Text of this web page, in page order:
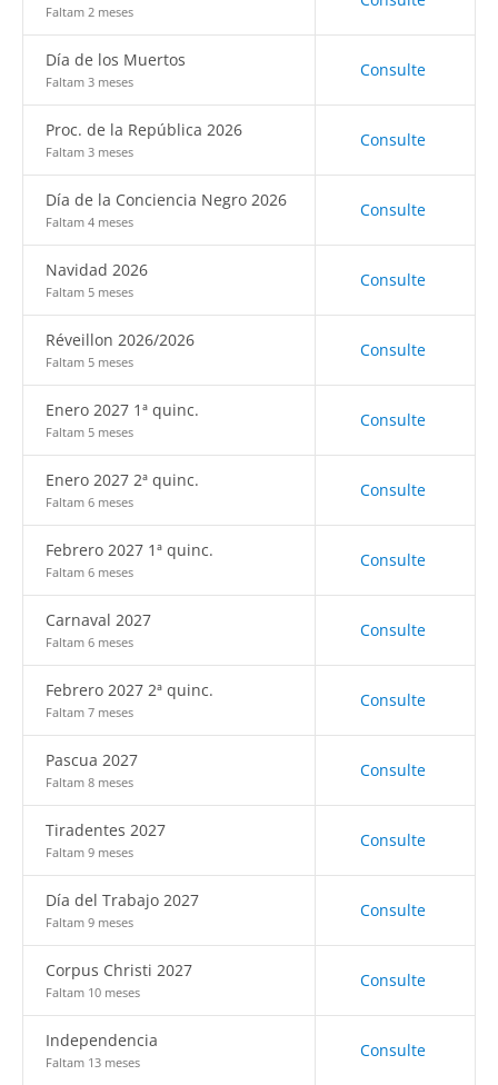
Faltam 2 meses
Día de los Muertos
Faltam 3 meses
Consulte
Proc. de la República 2026
Faltam 3 meses
Consulte
Día de la Conciencia Negro 2026
Faltam 4 meses
Consulte
Navidad 2026
Faltam 5 meses
Consulte
Réveillon 2026/2026
Faltam 5 meses
Consulte
Enero 2027 1ª quinc.
Faltam 5 meses
Consulte
Enero 2027 2ª quinc.
Faltam 6 meses
Consulte
Febrero 2027 1ª quinc.
Faltam 6 meses
Consulte
Carnaval 2027
Faltam 6 meses
Consulte
Febrero 2027 2ª quinc.
Faltam 7 meses
Consulte
Pascua 2027
Faltam 8 meses
Consulte
Tiradentes 2027
Faltam 9 meses
Consulte
Día del Trabajo 2027
Faltam 9 meses
Consulte
Corpus Christi 2027
Faltam 10 meses
Consulte
Independencia
Faltam 13 meses
Consulte